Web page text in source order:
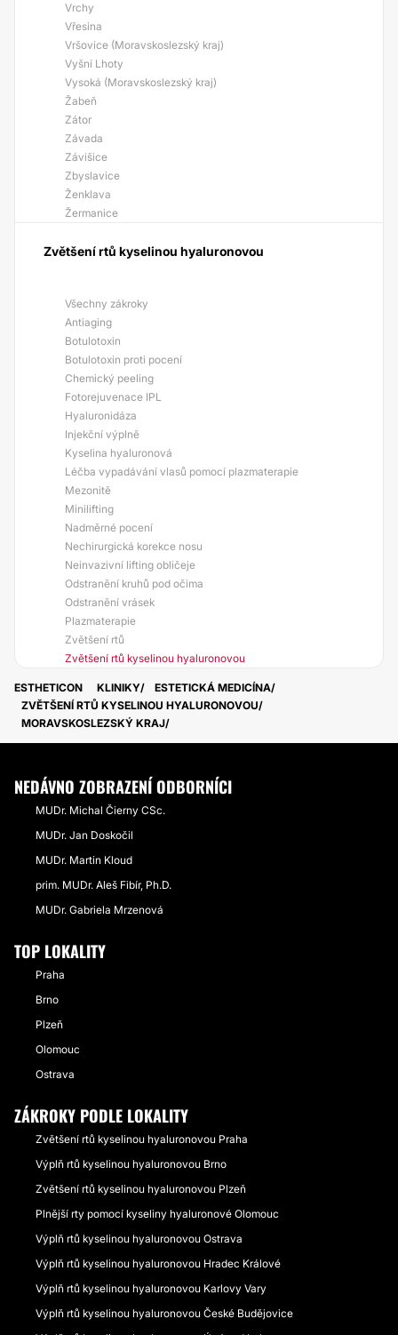
Vrchy
Vřesina
Vršovice (Moravskoslezský kraj)
Vyšní Lhoty
Vysoká (Moravskoslezský kraj)
Žabeň
Zátor
Závada
Závišice
Zbyslavice
Ženklava
Žermanice
Zvětšení rtů kyselinou hyaluronovou
Všechny zákroky
Antiaging
Botulotoxin
Botulotoxin proti pocení
Chemický peeling
Fotorejuvenace IPL
Hyaluronidáza
Injekční výplně
Kyselina hyaluronová
Léčba vypadávání vlasů pomocí plazmaterapie
Mezonitě
Minilifting
Nadměrné pocení
Nechirurgická korekce nosu
Neinvazivní lifting obličeje
Odstranění kruhů pod očima
Odstranění vrásek
Plazmaterapie
Zvětšení rtů
Zvětšení rtů kyselinou hyaluronovou
ESTHETICON KLINIKY
ESTETICKÁ MEDICÍNA
ZVĚTŠENÍ RTŮ KYSELINOU HYALURONOVOU
MORAVSKOSLEZSKÝ KRAJ
NEDÁVNO ZOBRAZENÍ ODBORNÍCI
MUDr. Michal Čierny CSc.
MUDr. Jan Doskočil
MUDr. Martin Kloud
prim. MUDr. Aleš Fibír, Ph.D.
MUDr. Gabriela Mrzenová
TOP LOKALITY
Praha
Brno
Plzeň
Olomouc
Ostrava
ZÁKROKY PODLE LOKALITY
Zvětšení rtů kyselinou hyaluronovou Praha
Výplň rtů kyselinou hyaluronovou Brno
Zvětšení rtů kyselinou hyaluronovou Plzeň
Plnější rty pomocí kyseliny hyaluronové Olomouc
Výplň rtů kyselinou hyaluronovou Ostrava
Výplň rtů kyselinou hyaluronovou Hradec Králové
Výplň rtů kyselinou hyaluronovou Karlovy Vary
Výplň rtů kyselinou hyaluronovou České Budějovice